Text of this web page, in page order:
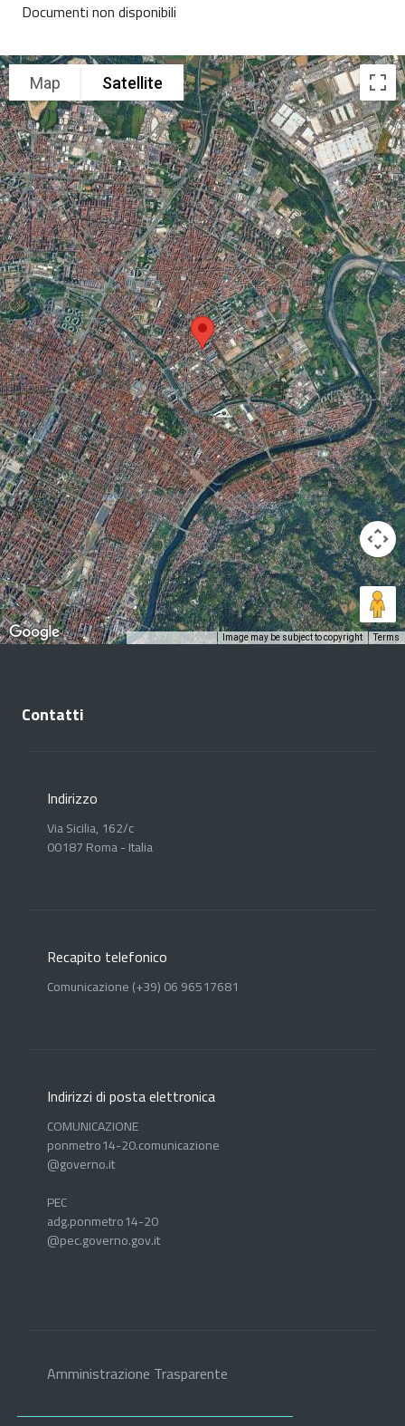
Documenti non disponibili
Map Satellite
Image may be subject to copyright Terms
Contatti
Indirizzo
Via Sicilia, 162/c
00187 Roma - Italia
Recapito telefonico
Comunicazione (+39) 06 96517681
Indirizzi di posta elettronica
COMUNICAZIONE
ponmetro14-20.comunicazione
@governo.it
PEC
adg.ponmetro14-20
@pec.governo.gov.it
Amministrazione Trasparente